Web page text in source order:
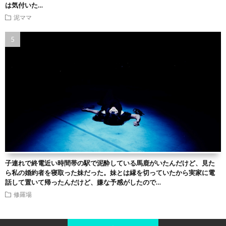
は気付いた…
泥ママ
子連れで終電近い時間帯の駅で泥酔している馬鹿がいたんだけど、見た
ら私の婚約者を寝取った妹だった。妹とは縁を切っていたから実家に電
話して置いて帰ったんだけど、嫌な予感がしたので…
修羅場